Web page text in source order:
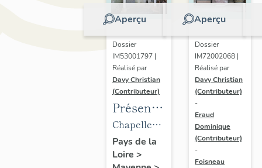
Aperçu
Dossier
IM53001797 |
Réalisé par
Davy Christian
(Contributeur)
Présentation
du
mobilier
de la
Chapelle
funéraire
de la
Pays de la
Loire >
Aperçu
Dossier
IM72002068 |
Réalisé par
Davy Christian
(Contributeur)
-
Eraud
Dominique
(Contributeur)
-
Foisneau